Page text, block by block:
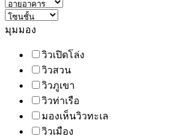
มุมมอง
วิวเปิดโล่ง
วิวสวน
วิวภูเขา
วิวท่าเรือ
มองเห็นวิวทะเล
วิวเมือง